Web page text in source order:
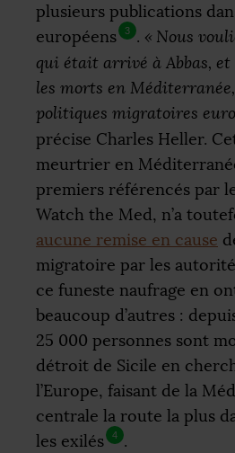
plusieurs publications
européens
3 . « Nous
qui était arrivé à Abbas,
les morts en
politiques migratoires
précise Charles Heller.
meurtrier en
premiers référencés par
Watch the Med, n’a
aucune remise en cause
migratoire par les
ce funeste naufrage en
beaucoup d’autres :
25 000 personnes sont
détroit de Sicile en
l’Europe, faisant de la
centrale la route la plus
les exilés
4 .